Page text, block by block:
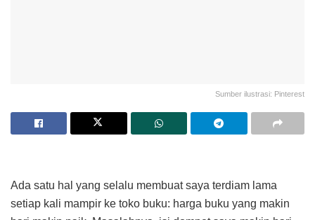
Sumber ilustrasi: Pinterest
Ada satu hal yang selalu membuat saya terdiam lama
setiap kali mampir ke toko buku: harga buku yang makin